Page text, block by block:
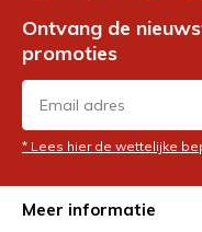
Ontvang de
promoties
* Lees hier de wettelijke
Meer informatie